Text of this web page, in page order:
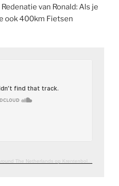
van Ronald: Als je
ook 400km Fietsen
Netherlands op Krentenbollen en Karakter - Met Jair Hoogland